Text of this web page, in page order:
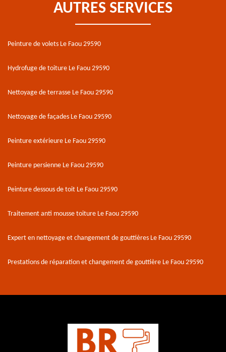
AUTRES SERVICES
Peinture de volets Le Faou 29590
Hydrofuge de toiture Le Faou 29590
Nettoyage de terrasse Le Faou 29590
Nettoyage de façades Le Faou 29590
Peinture extérieure Le Faou 29590
Peinture persienne Le Faou 29590
Peinture dessous de toit Le Faou 29590
Traitement anti mousse toiture Le Faou 29590
Expert en nettoyage et changement de gouttières Le Faou 29590
Prestations de réparation et changement de gouttière Le Faou 29590